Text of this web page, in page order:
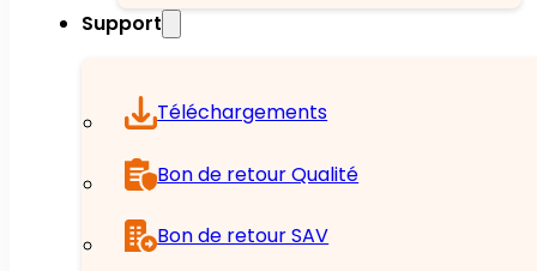
Support
Téléchargements
Bon de retour Qualité
Bon de retour SAV